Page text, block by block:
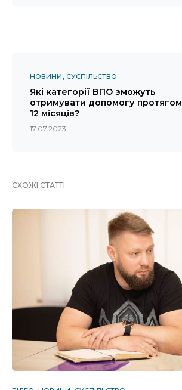
НОВИНИ СУСПІЛЬСТВО
Які категорії ВПО зможуть
отримувати допомогу протягом
12 місяців?
17.07.2023
СХОЖІ СТАТТІ